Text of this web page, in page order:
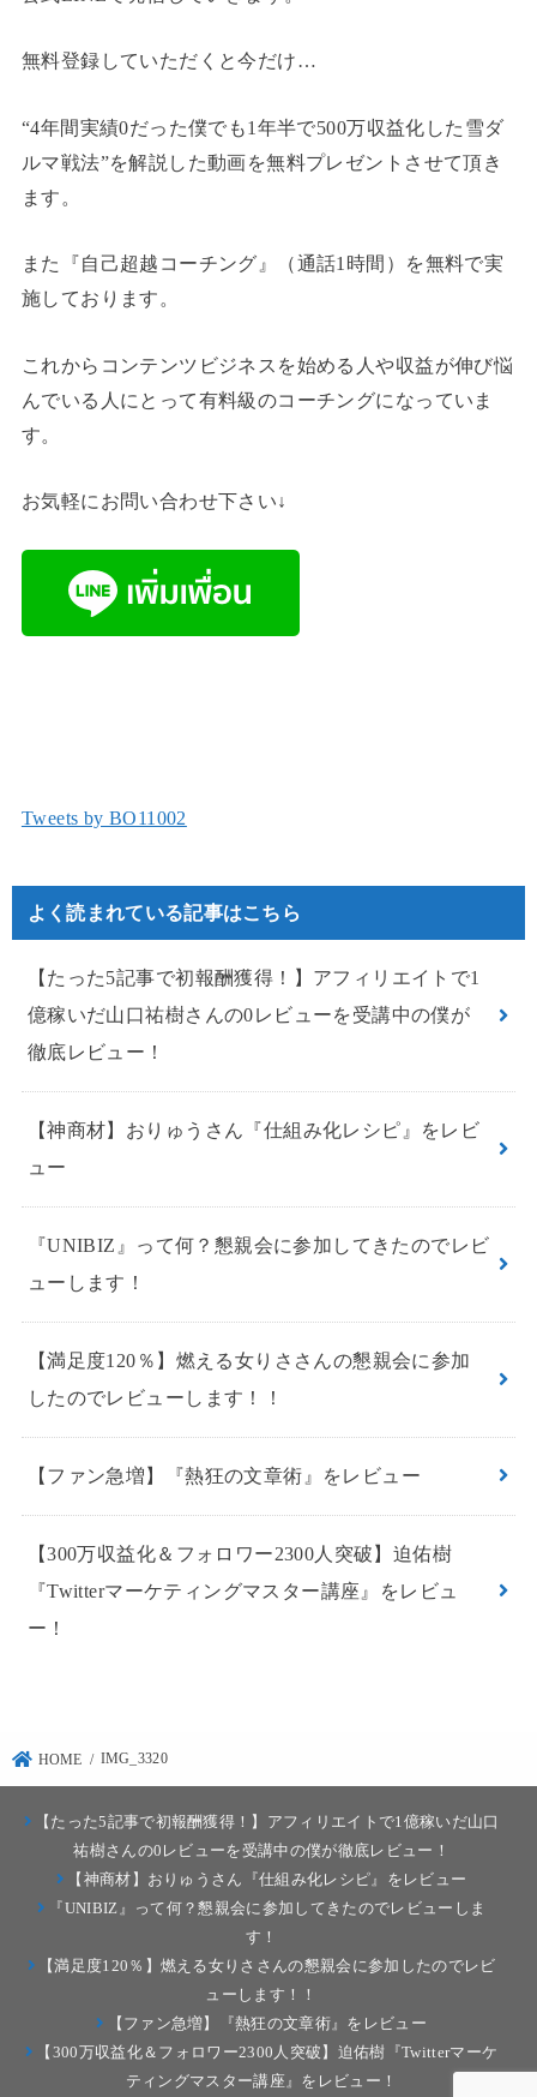
無料登録していただくと今だけ…
“4年間実績0だった僕でも1年半で500万収益化した雪ダ
ルマ戦法”を解説した動画を無料プレゼントさせて頂き
ます。
また『自己超越コーチング』（通話1時間）を無料で実
施しております。
これからコンテンツビジネスを始める人や収益が伸び悩
んでいる人にとって有料級のコーチングになっていま
す。
お気軽にお問い合わせ下さい↓
Tweets by BO11002
よく読まれている記事はこちら
【たった5記事で初報酬獲得！】アフィリエイトで1
億稼いだ山口祐樹さんの0レビューを受講中の僕が
徹底レビュー！
【神商材】おりゅうさん『仕組み化レシピ』をレビ
ュー
『UNIBIZ』って何？懇親会に参加してきたのでレビ
ューします！
【満足度120％】燃える女りささんの懇親会に参加
したのでレビューします！！
【ファン急増】『熱狂の文章術』をレビュー
【300万収益化＆フォロワー2300人突破】迫佑樹
『Twitterマーケティングマスター講座』をレビュ
ー！
HOME IMG_3320
【たった5記事で初報酬獲得！】アフィリエイトで1億稼いだ山口
祐樹さんの0レビューを受講中の僕が徹底レビュー！
【神商材】おりゅうさん『仕組み化レシピ』をレビュー
『UNIBIZ』って何？懇親会に参加してきたのでレビューしま
す！
【満足度120％】燃える女りささんの懇親会に参加したのでレビ
ューします！！
【ファン急増】『熱狂の文章術』をレビュー
【300万収益化＆フォロワー2300人突破】迫佑樹『Twitterマーケ
ティングマスター講座』をレビュー！